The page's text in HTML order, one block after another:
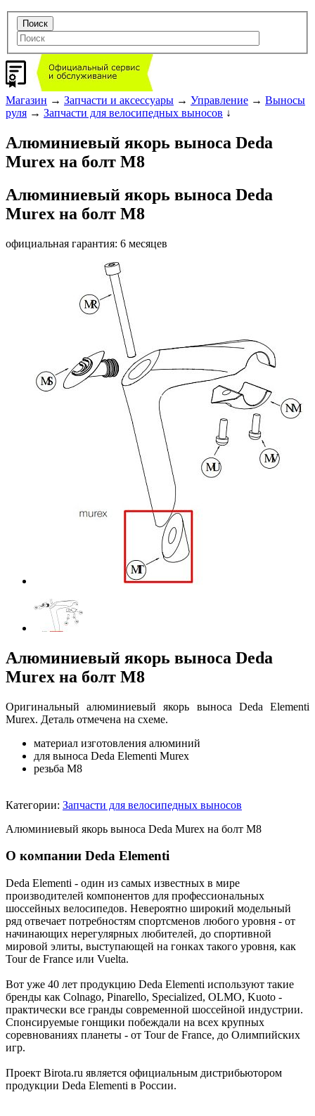
Магазин → Запчасти и аксессуары → Управление → Выносы
руля → Запчасти для велосипедных выносов ↓
Алюминиевый якорь выноса Deda
Murex на болт M8
Алюминиевый якорь выноса Deda
Murex на болт M8
официальная гарантия: 6 месяцев
Алюминиевый якорь выноса Deda
Murex на болт M8
Оригинальный алюминиевый якорь выноса Deda Elementi
Murex. Деталь отмечена на схеме.
материал изготовления алюминий
для выноса Deda Elementi Murex
резьба М8
Категории: Запчасти для велосипедных выносов
Алюминиевый якорь выноса Deda Murex на болт M8
О компании Deda Elementi
Deda Elementi - один из самых известных в мире
производителей компонентов для профессиональных
шоссейных велосипедов. Невероятно широкий модельный
ряд отвечает потребностям спортсменов любого уровня - от
начинающих нерегулярных любителей, до спортивной
мировой элиты, выступающей на гонках такого уровня, как
Tour de France или Vuelta.
Вот уже 40 лет продукцию Deda Elementi используют такие
бренды как Colnago, Pinarello, Specialized, OLMO, Kuoto -
практически все гранды современной шоссейной индустрии.
Спонсируемые гонщики побеждали на всех крупных
соревнованиях планеты - от Tour de France, до Олимпийских
игр.
Проект Birota.ru является официальным дистрибьютором
продукции Deda Elementi в России.